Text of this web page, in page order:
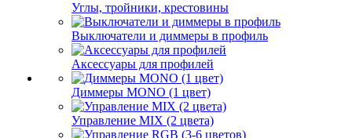
Углы, тройники, крестовины
Выключатели и диммеры в профиль
Аксессуары для профилей
Диммеры MONO (1 цвет)
Управление MIX (2 цвета)